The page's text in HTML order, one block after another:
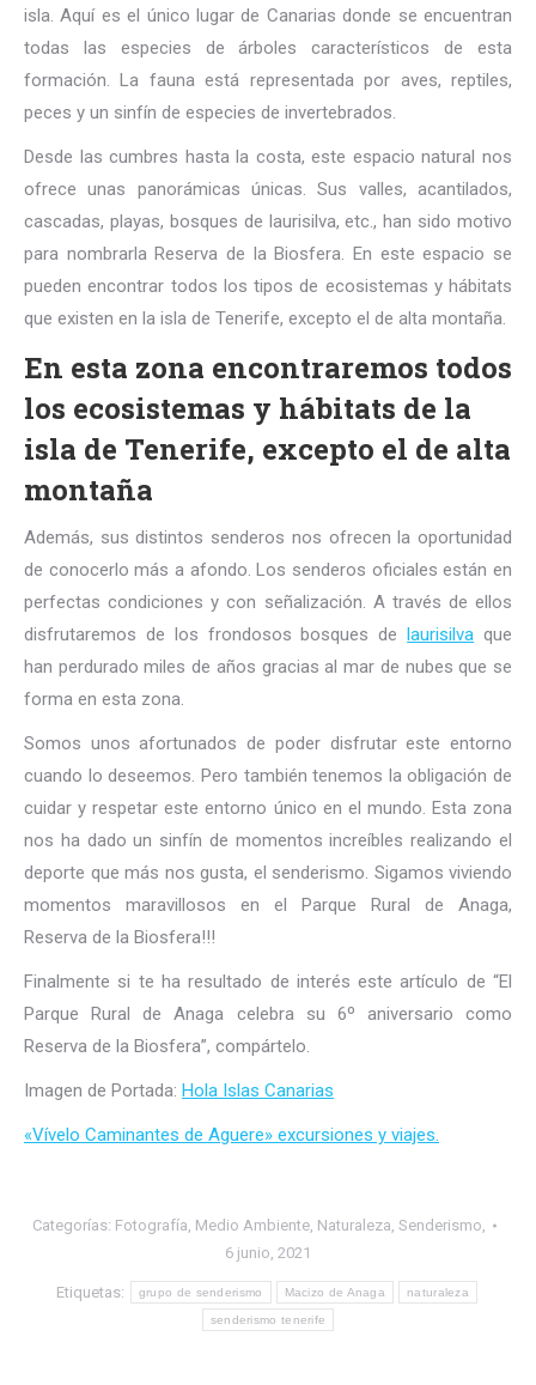
isla. Aquí es el único lugar de Canarias donde se encuentran
todas las especies de árboles característicos de esta
formación. La fauna está representada por aves, reptiles,
peces y un sinfín de especies de invertebrados.
Desde las cumbres hasta la costa, este espacio natural nos
ofrece unas panorámicas únicas. Sus valles, acantilados,
cascadas, playas, bosques de laurisilva, etc., han sido motivo
para nombrarla Reserva de la Biosfera. En este espacio se
pueden encontrar todos los tipos de ecosistemas y hábitats
que existen en la isla de Tenerife, excepto el de alta montaña.
En esta zona encontraremos todos
los ecosistemas y hábitats de la
isla de Tenerife, excepto el de alta
montaña
Además, sus distintos senderos nos ofrecen la oportunidad
de conocerlo más a afondo. Los senderos oficiales están en
perfectas condiciones y con señalización. A través de ellos
disfrutaremos de los frondosos bosques delaurisilva que
han perdurado miles de años gracias al mar de nubes que se
forma en esta zona.
Somos unos afortunados de poder disfrutar este entorno
cuando lo deseemos. Pero también tenemos la obligación de
cuidar y respetar este entorno único en el mundo. Esta zona
nos ha dado un sinfín de momentos increíbles realizando el
deporte que más nos gusta, el senderismo. Sigamos viviendo
momentos maravillosos en el Parque Rural de Anaga,
Reserva de la Biosfera!!!
Finalmente si te ha resultado de interés este artículo de “El
Parque Rural de Anaga celebra su 6º aniversario como
Reserva de la Biosfera”, compártelo.
Imagen de Portada: Hola Islas Canarias
«Vívelo Caminantes de Aguere» excursiones y viajes.
Categorías: Fotografía, Medio Ambiente, Naturaleza, Senderismo,
6 junio, 2021
Etiquetas: grupo de senderismo Macizo de Anaga naturaleza
senderismo tenerife